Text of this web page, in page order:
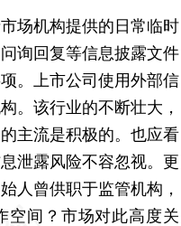
场机构提供的日常临时
询回复等信息披露文件
。上市公司使用外部信
。该行业的不断壮大，
主流是积极的。也应看
泄露风险不容忽视。更
人曾供职于监管机构，
空间？市场对此高度关